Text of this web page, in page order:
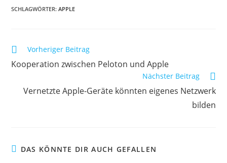
SCHLAGWÖRTER:APPLE
Vorheriger Beitrag
Kooperation zwischen Peloton und Apple
Nächster Beitrag
Vernetzte Apple-Geräte könnten eigenes Netzwerk
bilden
DAS KÖNNTE DIR AUCH GEFALLEN